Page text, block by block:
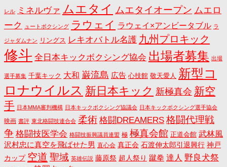
レル ミネルヴァ ムエタイ ムエタイオープン ムエロ
ーク
ュートボクシング ラウェイ ラウェイ×アンビータブル ラ
ジャダムナン リングス レキオバトル名護 九州プロキック
修斗 全日本キックボクシング協会 出場者募集 出場
選手募集 千葉キック 大和 巌流島 広告 心技館 敬天愛人 新型コ
ロナウイルス 新日本キック 新極真会 新空
手 日本MMA審判機構 日本キックボクシング協議会 日本キックボクシング選手協会
映画 書評 東北格闘技連合会 柔術 格闘DREAMERS 格闘代理戦
争 格闘技医学会 格闘技振興議員連盟 極 極真会館 正道会館 武林風
沢村忠に真空を飛ばせた男 直心会 真正会 石渡伸太郎引退興行 神戸
カップ 空道 聖域 英雄伝説 藤原祭 超人祭り 蹴拳 達人 野良犬祭